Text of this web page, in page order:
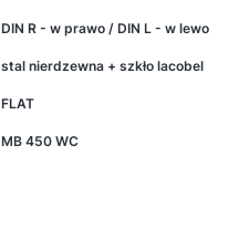
DIN R - w prawo / DIN L - w lewo
stal nierdzewna + szkło lacobel
FLAT
MB 450 WC